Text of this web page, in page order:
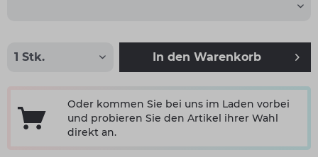
In den Warenkorb
Oder kommen Sie bei uns im Laden vorbei
und probieren Sie den Artikel ihrer Wahl
direkt an.